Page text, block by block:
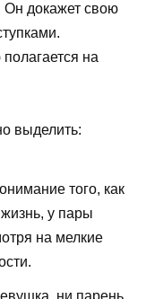
Он докажет свою
на
выделить:
того, как
у пары
на мелкие
ни парень